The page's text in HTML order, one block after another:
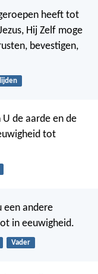
heeft tot
Hij Zelf moge
bevestigen,
lijden
U de aarde en de
tot
een andere
in eeuwigheid.
Vader